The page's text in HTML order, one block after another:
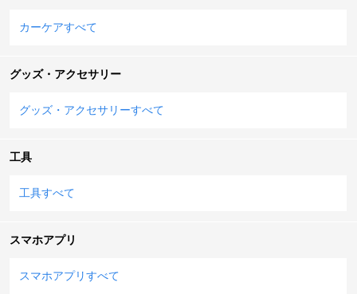
カーケアすべて
グッズ・アクセサリー
グッズ・アクセサリーすべて
工具
工具すべて
スマホアプリ
スマホアプリすべて